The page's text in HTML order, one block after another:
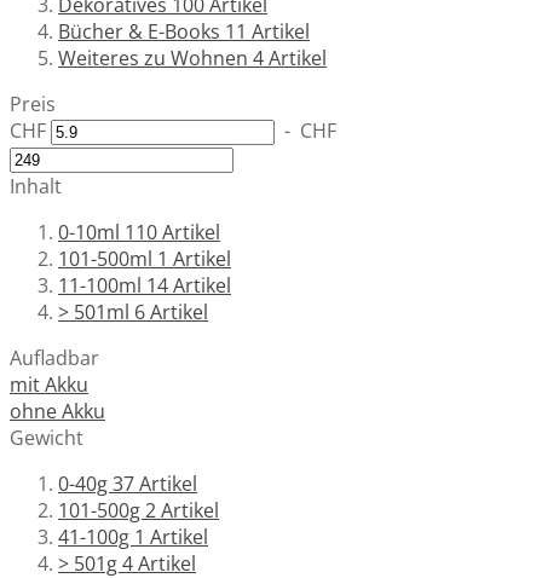
Bücher & E-Books 11 Artikel
Weiteres zu Wohnen 4Artikel
Preis
CHF
- CHF
Inhalt
0-10ml 110Artikel
101-500ml 1 Artikel
11-100ml 14Artikel
> 501ml 6Artikel
Aufladbar
mit Akku
ohne Akku
Gewicht
0-40g37Artikel
101-500g2Artikel
41-100g 1 Artikel
> 501g4Artikel